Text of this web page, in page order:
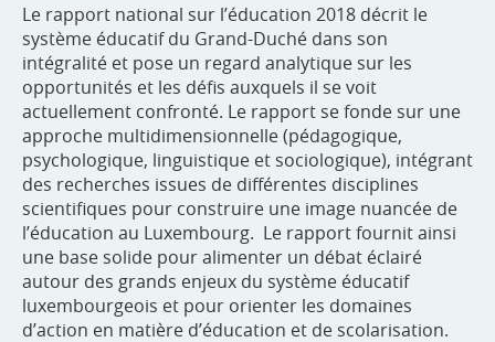
Le rapport national sur l’éducation 2018 décrit le
système éducatif du Grand-Duché dans son
intégralité et pose un regard analytique sur les
opportunités et les défis auxquels il se voit
actuellement confronté. Le rapport se fonde sur une
approche multidimensionnelle (pédagogique,
psychologique, linguistique et sociologique), intégrant
des recherches issues de différentes disciplines
scientifiques pour construire une image nuancée de
l’éducation au Luxembourg. Le rapport fournit ainsi
une base solide pour alimenter un débat éclairé
autour des grands enjeux du système éducatif
luxembourgeois et pour orienter les domaines
d’action en matière d’éducation et de scolarisation.